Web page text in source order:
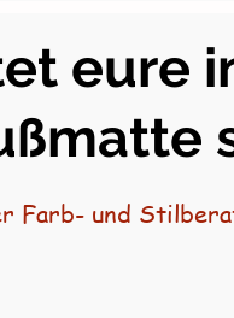
eure
Farb- und